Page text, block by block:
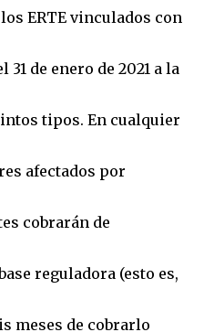
ERTE vinculados con
de enero de 2021 a la
tipos. En cualquier
afectados por
cobrarán de
reguladora (esto es,
meses de cobrarlo